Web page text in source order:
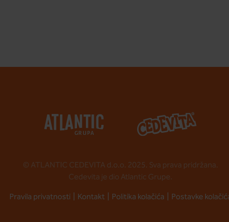
© ATLANTIC CEDEVITA d.o.o. 2025. Sva prava pridržana.
Cedevita je dio Atlantic Grupe.
Pravila privatnosti
Kontakt Politika kolačića Postavke